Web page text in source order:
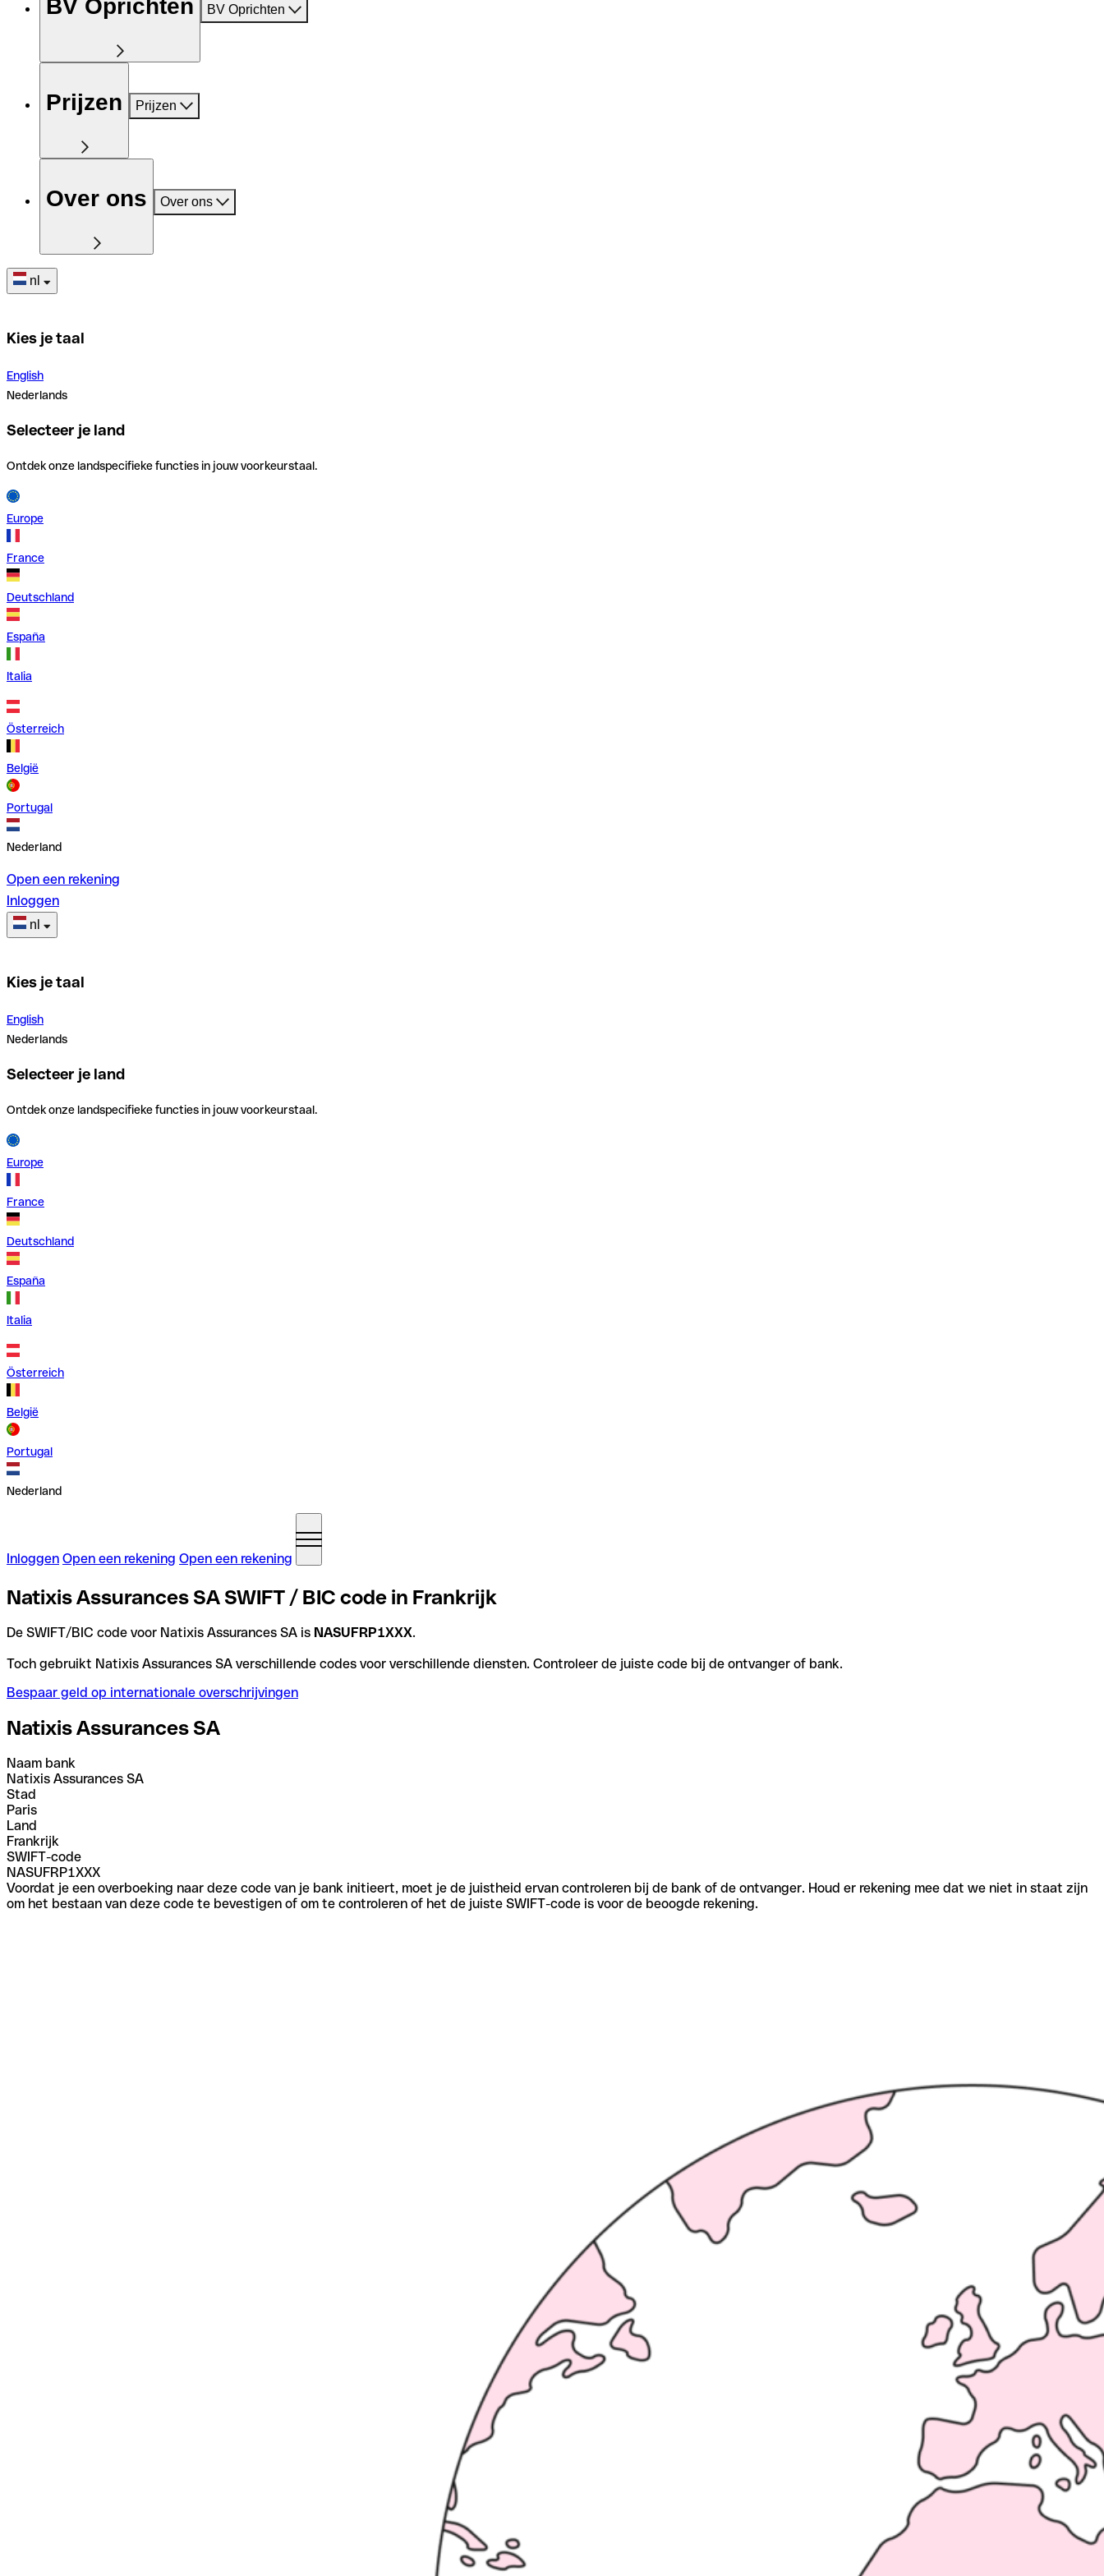
BV Oprichten BV Oprichten
Prijzen Prijzen
Over ons Over ons
nl
Kies je taal
English
Nederlands
Selecteer je land
Ontdek onze landspecifieke functies in jouw voorkeurstaal.
Europe
France
Deutschland
España
Italia
Österreich
België
Portugal
Nederland
Open een rekening
Inloggen
nl
Kies je taal
English
Nederlands
Selecteer je land
Ontdek onze landspecifieke functies in jouw voorkeurstaal.
Europe
France
Deutschland
España
Italia
Österreich
België
Portugal
Nederland
Inloggen Open een rekening Open een rekening
Natixis Assurances SA SWIFT / BIC code in Frankrijk
De SWIFT/BIC code voor Natixis Assurances SA is NASUFRP1XXX.
Toch gebruikt Natixis Assurances SA verschillende codes voor verschillende diensten. Controleer de juiste code bij de ontvanger of bank.
Bespaar geld op internationale overschrijvingen
Natixis Assurances SA
Naam bank
Natixis Assurances SA
Stad
Paris
Land
Frankrijk
SWIFT-code
NASUFRP1XXX
Voordat je een overboeking naar deze code van je bank initieert, moet je de juistheid ervan controleren bij de bank of de ontvanger. Houd er rekening mee dat we niet in staat zijn
om het bestaan van deze code te bevestigen of om te controleren of het de juiste SWIFT-code is voor de beoogde rekening.